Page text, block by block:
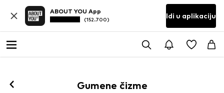
ABOUT YOU App
(152.700) Idi u aplikaciju
Gumene čizme